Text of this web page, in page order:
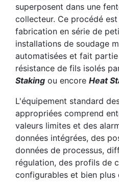
superposent dans une
collecteur. Ce procédé
fabrication en série de
installations de soudage
automatisées et fait
résistance de fils isolés
Staking ou encore Heat
L'équipement standard
appropriées comprend
valeurs limites et des
données intégrées, des
données de processus,
régulation, des profils de
configurables et bien plus